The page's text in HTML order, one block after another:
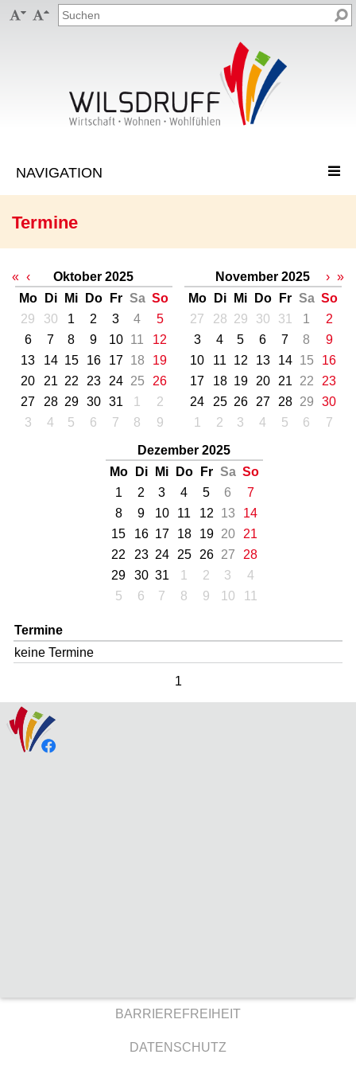
 
Termine
« ‹
Oktober 2025
Mo
Di Mi Do Fr Sa So
29
30 1 2 3 4
5
6
7 8 9 10 11
12
13
14 15 16 17 18
19
20
21 22 23 24 25
26
27
28 29 30 31 1
2
3
4 5 6 7 8 9
November 2025
Mo
Di Mi Do Fr Sa So
27
28 29 30 31 1
2
3
4 5 6 7 8
9
10
11 12 13 14 15
16
17
18 19 20 21 22
23
24
25 26 27 28 29
30
1
2 3 4 5 6 7
Dezember 2025
Mo
Di Mi Do Fr Sa So
1
2 3 4 5 6
7
8
9 10 11 12 13
14
15
16 17 18 19 20
21
22
23 24 25 26 27
28
29
30 31 1 2 3
4
5
6 7 8 9 10 11
› »
Termine
keine Termine
1
BARRIEREFREIHEIT
DATENSCHUTZ